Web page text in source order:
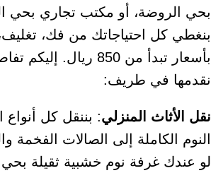
بحي الروضة، أو مكتب تجاري بحي
بنغطي كل احتياجاتك من فك،
بأسعار تبدأ من 850 ريال.
نقدمها في طريف:
نقل الأثاث المنزلي: بننقل كل
النوم الكاملة إلى الصالات الفخمة
لو عندك غرفة نوم خشبية ثقيلة بحي